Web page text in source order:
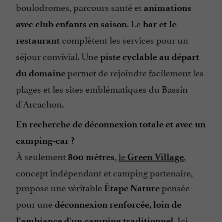
Snack
Tennis
Terrasse
Toboggan Aquatique
boulodromes, parcours santé et animations
avec club enfants en saison. Lebar et le
restaurant complètent les services pour un
séjour convivial. Unepiste cyclable au départ
du domainepermet de rejoindre facilement les
plages et les sites emblématiques du Bassin
d'Arcachon.
En recherche de déconnexion totale et avec un
camping-car ?
À seulement800 mètres leGreen Village
concept indépendant et camping partenaire,
propose une véritable Étape Naturepensée
pour unedéconnexion renforcée, loin de